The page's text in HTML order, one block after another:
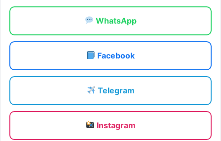
WhatsApp
Facebook
Telegram
Instagram